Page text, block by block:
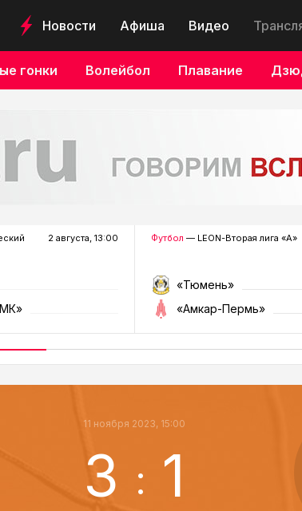
Новости Афиша Видео
гонки Волейбол Плавание
2 августа, 13:00 Футбол — LEON-Вторая лига «А»
«Тюмень»
«Амкар-Пермь»
11 ноября 2023, 15:00
3 : 1